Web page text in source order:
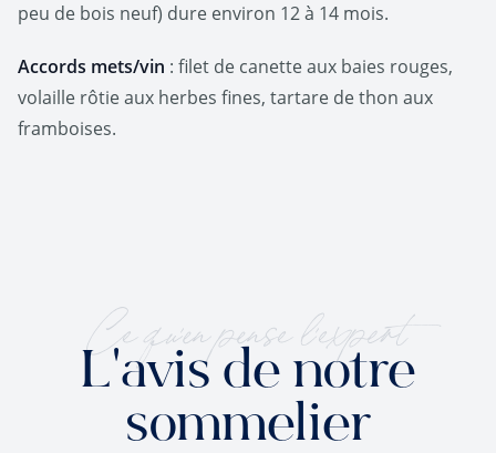
peu de bois neuf) dure environ 12 à 14 mois.
Accords mets/vin : filet de canette aux baies rouges,
volaille rôtie aux herbes fines, tartare de thon aux
framboises.
Ce qu'en pense l'expert
L'avis de notre
sommelier